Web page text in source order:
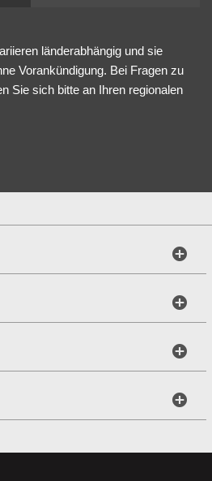
länderabhängig und sie
Vorankündigung. Bei Fragen zu
Sie sich bitte an Ihren regionalen